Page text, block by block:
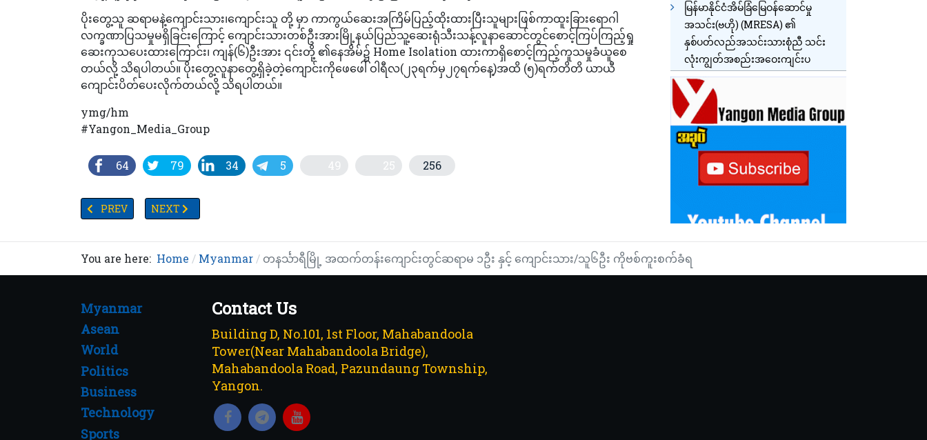
ပိုးတွေ့သူ ဆရာမနဲ့ကျောင်းသား၊ကျောင်းသူ တို့ မှာ ကာကွယ်ဆေးအကြိမ်ပြည့်ထိုးထားပြီးသူများဖြစ်ကာထူးခြားရောဂါ
လက္ခဏာပြသမှုမရှိခြင်းကြောင့် ကျောင်းသားတစ်ဦးအားမြို့နယ်ပြည်သူ့ဆေးရုံသီးသန့်လူနာဆောင်တွင်စောင့်ကြပ်ကြည့်ရှု
ဆေးကုသပေးထားကြောင်း၊ ကျန်(၆)ဦးအား ၎င်းတို့ ၏နေအိမ်၌ Home Isolation ထားကာရှိစောင့်ကြည့်ကူသမှုခံယူစေ
တယ်လို့ သိရပါတယ်။ ပိုးတွေ့လူနာတွေ့ရှိခဲ့တဲ့ကျောင်းကိုဖေဖေါ် ဝါရီလ(၂၃ရက်မှ၂၇ရက်နေ့)အထိ (၅)ရက်တိတိ ယာယီ
ကျောင်းပိတ်ပေးလိုက်တယ်လို့ သိရပါတယ်။
ymg/hm
#Yangon_Media_Group
64 79 34 5 49 25 256
PREVIOUS ARTICLE: TV YANGON TIMES ရဲ့နေ့စဉ်သတင်းအစီအစဉ် (တိုက်ရိုက်)
PREV NEXT ARTICLE: တစ်နှစ်ကျော်ကာလအတွင်း အိုးအိမ်စွန့်ခွာသူပေါင်း ၈၂၀၀၀၀ကျော်ရှိလာဟု UNHCRထုတ်ပြန်
NEXT
မြန်မာနိုင်ငံအိမ်ခြံမြေဝန်ဆောင်မှု
အသင်း(ဗဟို) (MRESA) ၏
နှစ်ပတ်လည်အသင်းသားစုံညီ သင်း
လုံးကျွတ်အစည်းအဝေးကျင်းပ
You are here: Home Myanmar တနင်္သာရီမြို့ အထက်တန်းကျောင်းတွင်ဆရာမ ၁ဦး နှင့် ကျောင်းသား/သူ၆ဦး ကိုဗစ်ကူးစက်ခံရ
Myanmar
Asean
World
Politics
Business
Technology
Sports
Contact Us
Building D, No.101, 1st Floor, Mahabandoola
Tower(Near Mahabandoola Bridge),
Mahabandoola Road, Pazundaung Township,
Yangon.